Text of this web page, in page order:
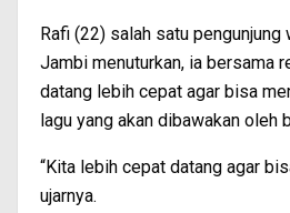
Rafi (22) salah satu pengunjung
Jambi menuturkan, ia bersama
datang lebih cepat agar bisa
lagu yang akan dibawakan oleh
“Kita lebih cepat datang agar
ujarnya.